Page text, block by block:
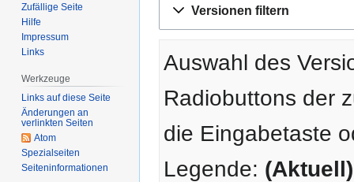
Navigation
Suche
Versionen filtern
Auswahl des
Radiobuttons der
die Eingabetaste
Legende: (Aktuell)
Zufällige Seite
Hilfe
Impressum
Links
Werkzeuge
Links auf diese Seite
Änderungen an
verlinkten Seiten
Atom
Spezialseiten
Seiten­­informationen